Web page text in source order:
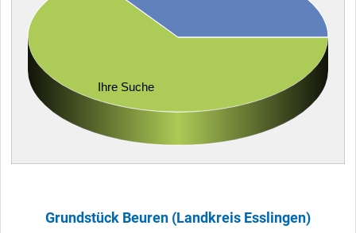
Ihre Suche
Grundstück Beuren (Landkreis Esslingen)